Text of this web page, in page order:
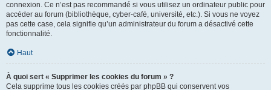
connexion. Ce n’est pas recommandé si vous utilisez un ordinateur public pour
accéder au forum (bibliothèque, cyber-café, université, etc.). Si vous ne voyez
pas cette case, cela signifie qu’un administrateur du forum a désactivé cette
fonctionnalité.
Haut
À quoi sert « Supprimer les cookies du forum » ?
Cela supprime tous les cookies créés par phpBB qui conservent vos